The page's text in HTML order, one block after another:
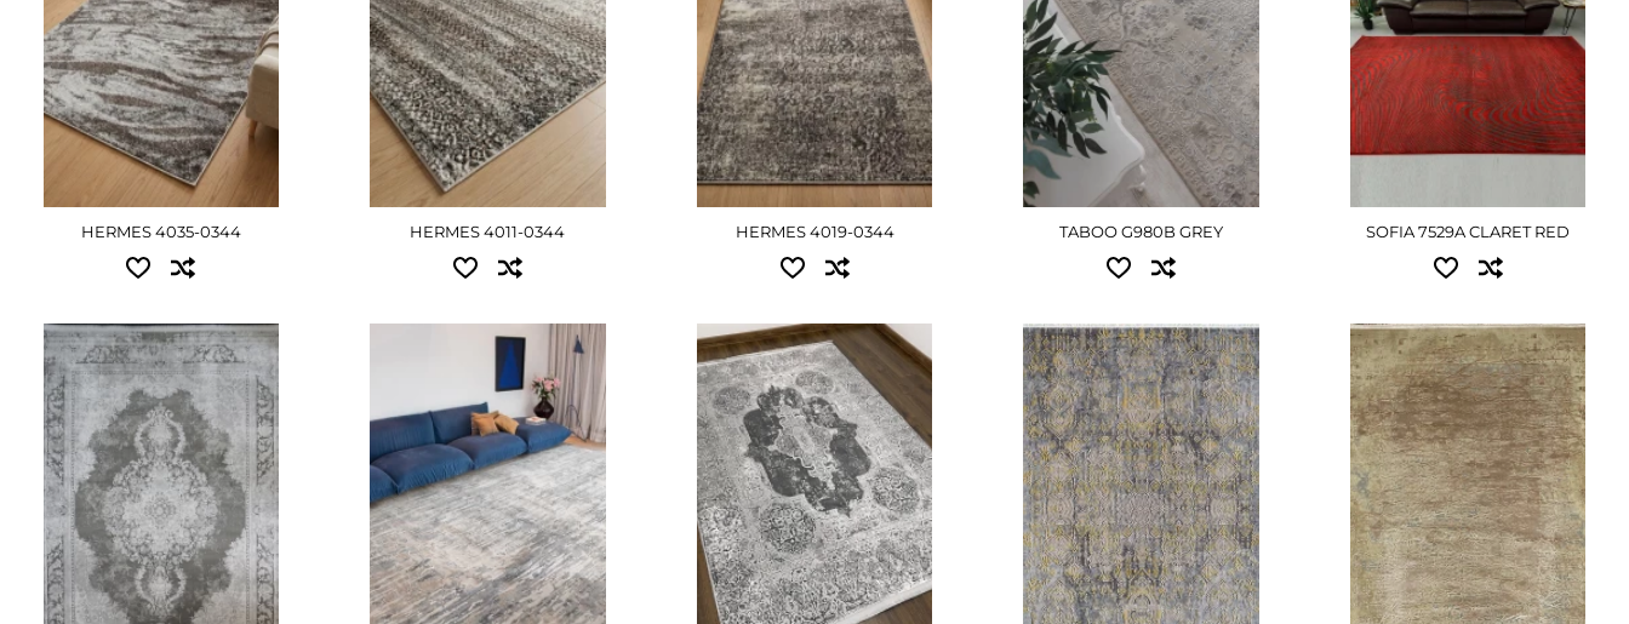
HERMES 4035-0344
1.60x2.30 - 2880 грн
2.00x3.00 - 4725 грн
2.00x4.00 - 6300 грн
2.40x3.40 - 6435 грн
ДЕТАЛЬНІШЕ
HERMES 4011-0344
1.60x2.30 - 2880 грн
1.60x3.00 - 3780 грн
2.00x3.00 - 4725 грн
2.00x4.00 - 6300 грн
2.40x3.40 - 6435 грн
2.80x3.80 - 8415 грн
ДЕТАЛЬНІШЕ
HERMES 4019-0344
1.60x2.30 - 10395 грн
2.00x2.90 - 16425 грн
2.40x3.40 - 23085 грн
3.00x4.00 - 33975 грн
ДЕТАЛЬНІШЕ
TABOO G980B GREY
ДЕТАЛЬНІШЕ
SOFIA 7529A CLARET RED
Доступні розміри:
0.80x1.50 - 3645 грн
1.00x2.00 - 6075 грн
1.60x2.30 - 11205 грн
3.00x4.00 - 36450 грн
ДЕТАЛЬНІШЕ
Доступні розміри:
1.00x2.00 - 6075 грн
1.60x2.30 - 11205 грн
2.00x2.90 - 17640 грн
2.40x3.40 - 24795 грн
3.00x4.00 - 36450 грн
ДЕТАЛЬНІШЕ
Доступні розміри:
1.00x2.00 - 6075 грн
1.60x2.30 - 11205 грн
2.00x2.90 - 17640 грн
3.00x4.00 - 36450 грн
ДЕТАЛЬНІШЕ
Доступні розміри:
0.80x1.50 - 4050 грн
1.60x2.30 - 12420 грн
2.00x2.90 - 19575 грн
3.00x4.00 - 40500 грн
ДЕТАЛЬНІШЕ
Доступні розміри:
1.60x2.30 - 12420 грн
2.00x2.90 - 19575 грн
3.00x4.00 - 40500 грн
ДЕТАЛЬНІШЕ